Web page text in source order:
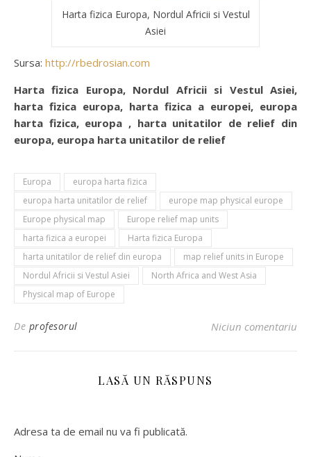
Harta fizica Europa, Nordul Africii si Vestul
Asiei
Sursa: http://rbedrosian.com
Harta fizica Europa, Nordul Africii si Vestul Asiei,
harta fizica europa, harta fizica a europei, europa
harta fizica, europa , harta unitatilor de relief din
europa, europa harta unitatilor de relief
Europa
europa harta fizica
europa harta unitatilor de relief
europe map physical europe
Europe physical map
Europe relief map units
harta fizica a europei
Harta fizica Europa
harta unitatilor de relief din europa
map relief units in Europe
Nordul Africii si Vestul Asiei
North Africa and West Asia
Physical map of Europe
De profesorul Niciun comentariu
LASĂ UN RĂSPUNS
Adresa ta de email nu va fi publicată.